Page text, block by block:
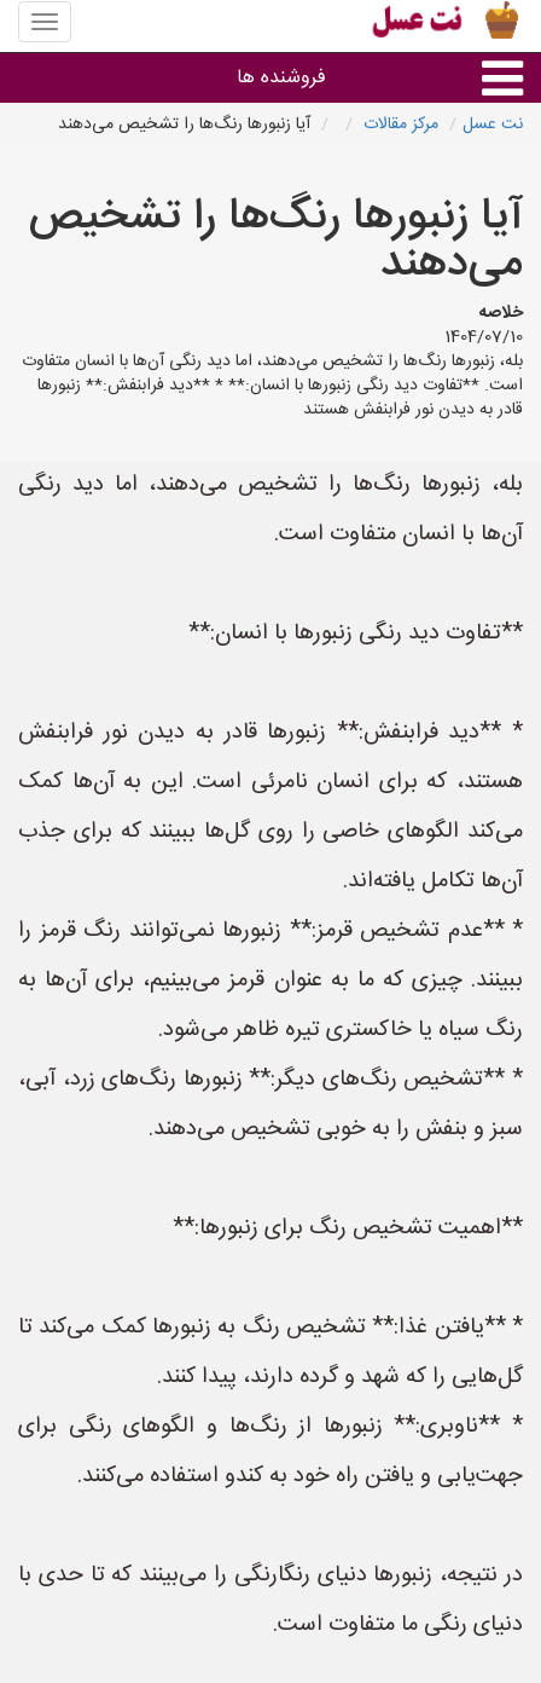
منوی
سایت
عسل
فروشنده ها
استان ها
نت عسل مرکز مقالات آیا زنبورها رنگ‌ها را تشخیص می‌دهند
آیا زنبورها رنگ‌ها را تشخیص
می‌دهند
خلاصه
1404/07/10
بله، زنبورها رنگ‌ها را تشخیص می‌دهند، اما دید رنگی آن‌ها با انسان متفاوت
است. **تفاوت دید رنگی زنبورها با انسان:** * **دید فرابنفش:** زنبورها
قادر به دیدن نور فرابنفش هستند
بله، زنبورها رنگ‌ها را تشخیص می‌دهند، اما دید رنگی
آن‌ها با انسان متفاوت است.
**تفاوت دید رنگی زنبورها با انسان:**
* **دید فرابنفش:** زنبورها قادر به دیدن نور فرابنفش
هستند، که برای انسان نامرئی است. این به آن‌ها کمک
می‌کند الگوهای خاصی را روی گل‌ها ببینند که برای جذب
آن‌ها تکامل یافته‌اند.
* **عدم تشخیص قرمز:** زنبورها نمی‌توانند رنگ قرمز را
ببینند. چیزی که ما به عنوان قرمز می‌بینیم، برای آن‌ها به
رنگ سیاه یا خاکستری تیره ظاهر می‌شود.
* **تشخیص رنگ‌های دیگر:** زنبورها رنگ‌های زرد، آبی،
سبز و بنفش را به خوبی تشخیص می‌دهند.
**اهمیت تشخیص رنگ برای زنبورها:**
* **یافتن غذا:** تشخیص رنگ به زنبورها کمک می‌کند تا
گل‌هایی را که شهد و گرده دارند، پیدا کنند.
* **ناوبری:** زنبورها از رنگ‌ها و الگوهای رنگی برای
جهت‌یابی و یافتن راه خود به کندو استفاده می‌کنند.
در نتیجه، زنبورها دنیای رنگارنگی را می‌بینند که تا حدی با
دنیای رنگی ما متفاوت است.